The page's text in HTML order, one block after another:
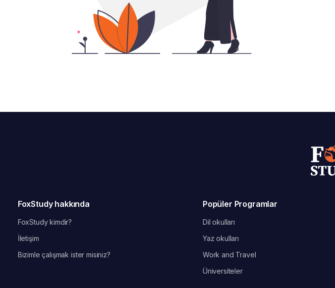
FoxStudy hakkında
FoxStudy kimdir?
İletişim
Bizimle çalışmak ister misiniz?
Popüler Programlar
Dil okulları
Yaz okulları
Work and Travel
Üniversiteler